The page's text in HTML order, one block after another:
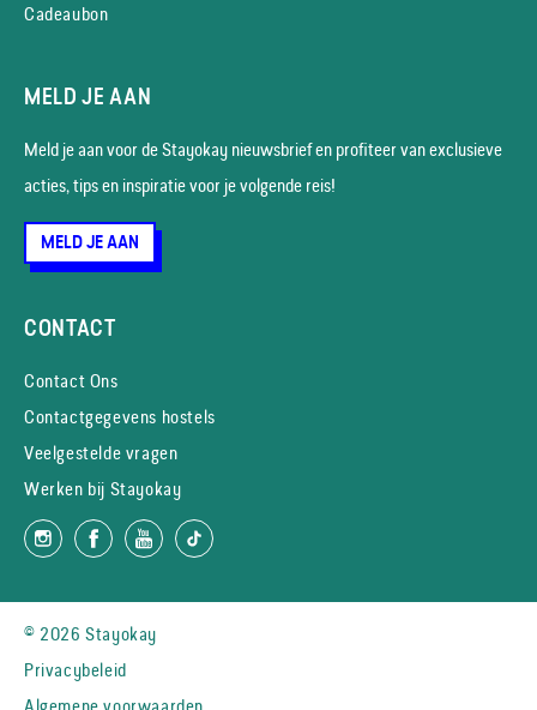
Cadeaubon
MELD JE AAN
Meld je aan voor de Stayokay nieuws­brief en profiteer van exclusieve
acties, tips en inspiratie voor je volgende reis!
MELD JE AAN
CONTACT
Contact Ons
Contactgegevens hostels
Veelgestelde vragen
Werken bij Stayokay
© 2026 Stayokay
Privacybeleid